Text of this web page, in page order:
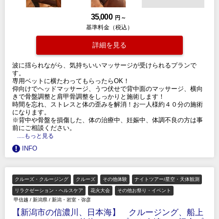
35,000 円 ～
基準料金（税込）
詳細を見る
波に揺られながら、気持ちいいマッサージが受けられるプランで
す。
専用ベットに横たわってもらったらOK！
仰向けでヘッドマッサージ、うつ伏せで背中面のマッサージ、横向
きで骨盤調整と肩甲骨調整をしっかりと施術します！
時間を忘れ、ストレスと体の歪みを解消！お一人様約４０分の施術
になります。
※背中や骨盤を損傷した、体の治療中、妊娠中、体調不良の方は事
前にご相談ください。
.....もっと見る
INFO
クルーズ・クルージング クルーズ その他体験 ナイトツアー/星空・天体観測
リラクゼーション・ヘルスケア 花火大会
その他お祭り・イベント
甲信越 / 新潟県 / 新潟・岩室・弥彦
【新潟市の信濃川、日本海】 クルージング、船上